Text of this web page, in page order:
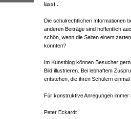
lässt...
Die schulrechtlichen Informationen
anderen Beiträge sind hoffentlich
schön, wenn die Seiten einem
könnten?
Im Kunstblog können Besucher
Bild illustrieren. Bei lebhaftem
entstehen, die ihren Schülern
Für konstruktive Anregungen immer
Peter Eckardt